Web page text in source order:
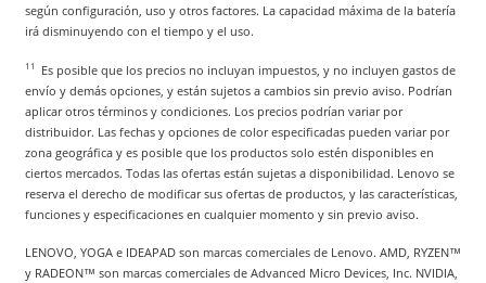
según configuración, uso y otros factores. La capacidad máxima de la batería
irá disminuyendo con el tiempo y el uso.
11
Es posible que los precios no incluyan impuestos, y no incluyen gastos de
envío y demás opciones, y están sujetos a cambios sin previo aviso. Podrían
aplicar otros términos y condiciones. Los precios podrían variar por
distribuidor. Las fechas y opciones de color especificadas pueden variar por
zona geográfica y es posible que los productos solo estén disponibles en
ciertos mercados. Todas las ofertas están sujetas a disponibilidad. Lenovo se
reserva el derecho de modificar sus ofertas de productos, y las características,
funciones y especificaciones en cualquier momento y sin previo aviso.
LENOVO, YOGA e IDEAPAD son marcas comerciales de Lenovo. AMD, RYZEN™
y RADEON™ son marcas comerciales de Advanced Micro Devices, Inc. NVIDIA,